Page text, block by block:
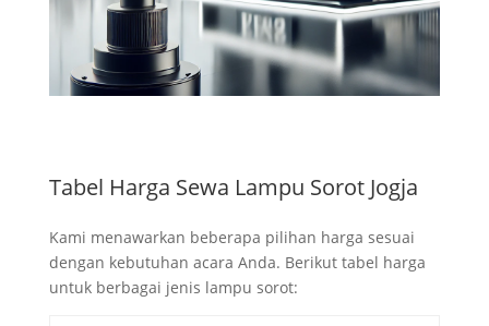
Tabel Harga Sewa Lampu Sorot Jogja
Kami menawarkan beberapa pilihan harga sesuai
dengan kebutuhan acara Anda. Berikut tabel harga
untuk berbagai jenis lampu sorot: